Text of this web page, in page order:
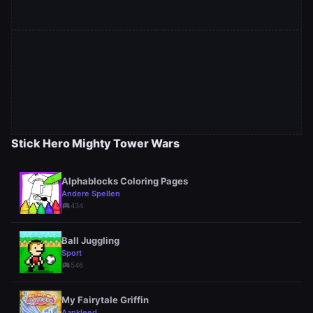
Stick Hero Mighty Tower Wars
Alphablocks Coloring Pages
Andere Spellen
sports_esports434
Ball Juggling
Sport
sports_esports546
My Fairytale Griffin